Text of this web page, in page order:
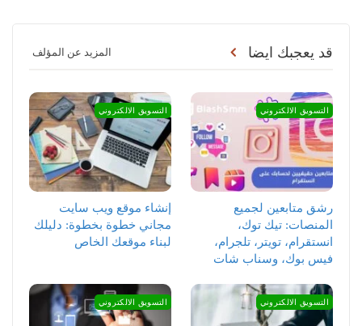
قد يعجبك ايضا المزيد عن المؤلف
التسويق الالكتروني
رشق متابعين لجميع
المنصات: تيك توك،
انستقرام، تويتر، تلجرام،
فيس بوك، وسناب شات
التسويق الالكتروني
إنشاء موقع ويب سايت
مجاني خطوة بخطوة: دليلك
لبناء موقعك الخاص
التسويق الالكتروني التسويق الالكتروني